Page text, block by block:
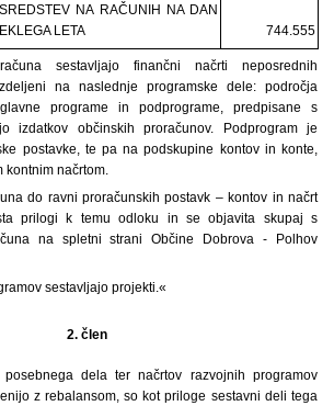
NA RAČUNIH NA DAN
LETA
744.555
sestavljajo finančni načrti neposrednih
na naslednje programske dele: področja
programe in podprograme, predpisane s
izdatkov občinskih proračunov. Podprogram je
postavke, te pa na podskupine kontov in konte,
kontnim načrtom.
do ravni proračunskih postavk – kontov in načrt
prilogi k temu odloku in se objavita skupaj s
na spletni strani Občine Dobrova - Polhov
sestavljajo projekti.«
2. člen
dela ter načrtov razvojnih programov
z rebalansom, so kot priloge sestavni deli tega